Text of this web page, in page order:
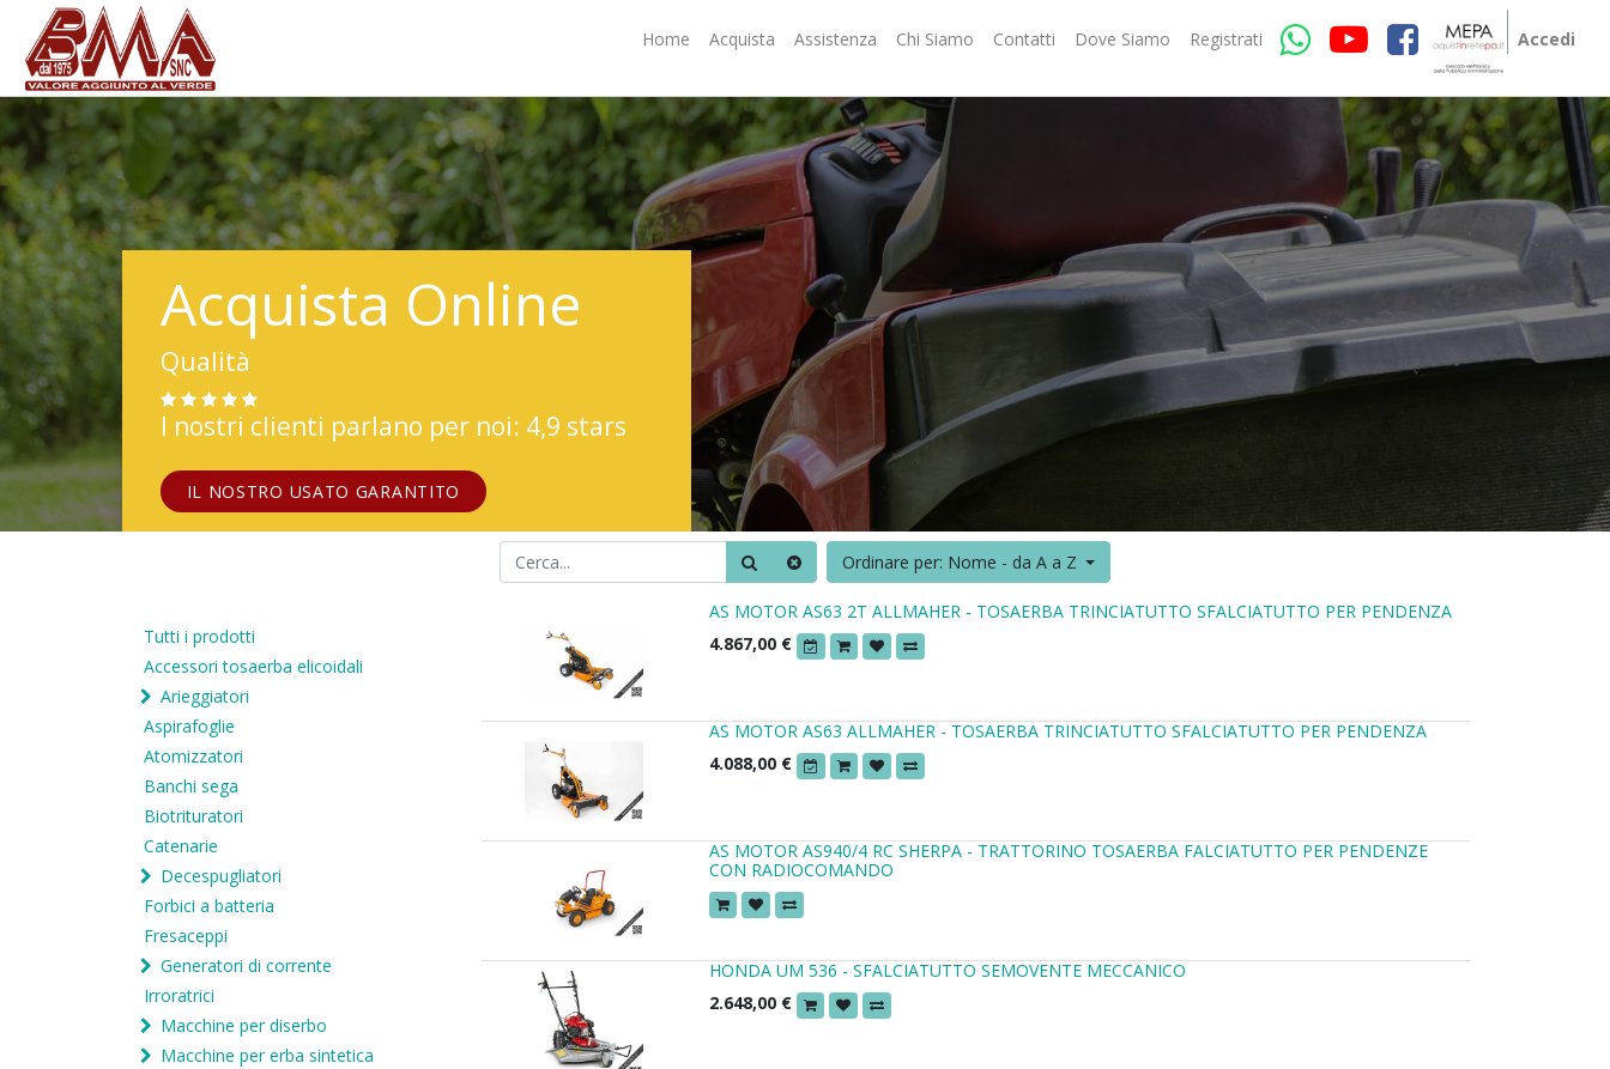
Home Acquista Assistenza Chi Siamo Contatti Dove Siamo Registrati Accedi
Acquista Online
Qualità
I nostri clienti parlano per noi: 4,9 stars
IL NOSTRO USATO GARANTITO
Ordinare per: Nome - da A a Z
Tutti i prodotti
Accessori tosaerba elicoidali
Arieggiatori
Aspirafoglie
Atomizzatori
Banchi sega
Biotrituratori
Catenarie
Decespugliatori
Forbici a batteria
Fresaceppi
Generatori di corrente
Irroratrici
Macchine per diserbo
Macchine per erba sintetica
AS MOTOR AS63 2T ALLMAHER - TOSAERBA TRINCIATUTTO SFALCIATUTTO PER PENDENZA
4.867,00 €
AS MOTOR AS63 ALLMAHER - TOSAERBA TRINCIATUTTO SFALCIATUTTO PER PENDENZA
4.088,00 €
AS MOTOR AS940/4 RC SHERPA - TRATTORINO TOSAERBA FALCIATUTTO PER PENDENZE
CON RADIOCOMANDO
HONDA UM 536 - SFALCIATUTTO SEMOVENTE MECCANICO
2.648,00 €